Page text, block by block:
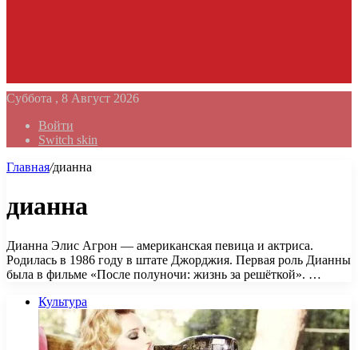
Суббота , 8 Август 2026
Войти
Switch skin
Главная/дианна
дианна
Дианна Элис Агрон — американская певица и актриса.
Родилась в 1986 году в штате Джорджия. Первая роль Дианны
была в фильме «После полуночи: жизнь за решёткой». …
Культура